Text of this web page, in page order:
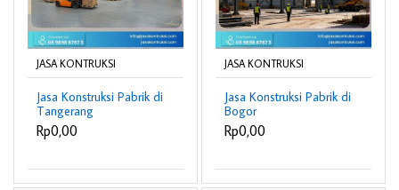
JASA KONTRUKSI
Jasa Konstruksi Pabrik di
Tangerang
Rp0,00
JASA KONTRUKSI
Jasa Konstruksi Pabrik di
Bogor
Rp0,00